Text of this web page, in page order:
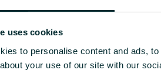
uses cookies
to personalise content and ads,
your use of our site with our